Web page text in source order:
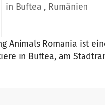
in Buftea , Rumänien
Animals Romania ist
in Buftea, am